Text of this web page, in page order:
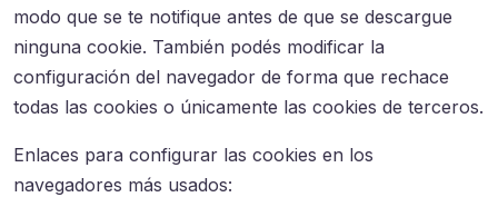
modo que se te notifique antes de que se descargue
ninguna cookie. También podés modificar la
configuración del navegador de forma que rechace
todas las cookies o únicamente las cookies de terceros.
Enlaces para configurar las cookies en los
navegadores más usados: